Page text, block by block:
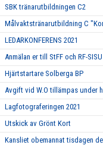
SBK tränarutbildningen C2
Målvaktstränarutbildning C
LEDARKONFERENS 2021
Anmälan er till StFF och RF-
Hjärtstartare Solberga BP
Avgift vid W.O tillämpas under
Lagfotograferingen 2021
Utskick av Grönt Kort
Kansliet obemannat tisdagen